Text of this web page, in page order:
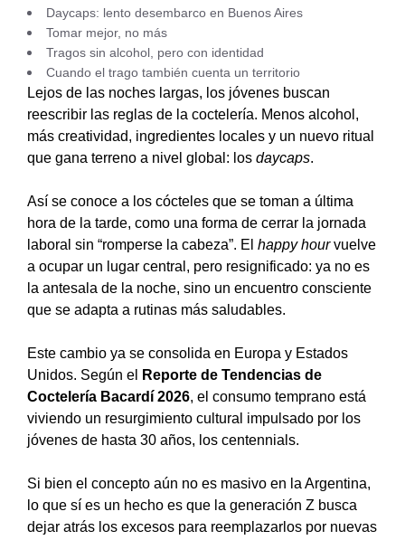
Daycaps: lento desembarco en Buenos Aires
Tomar mejor, no más
Tragos sin alcohol, pero con identidad
Cuando el trago también cuenta un territorio
Lejos de las noches largas, los jóvenes buscan
reescribir las reglas de la coctelería. Menos alcohol,
más creatividad, ingredientes locales y un nuevo ritual
que gana terreno a nivel global: los daycaps.
Así se conoce a los cócteles que se toman a última
hora de la tarde, como una forma de cerrar la jornada
laboral sin “romperse la cabeza”. El happy hourvuelve
a ocupar un lugar central, pero resignificado: ya no es
la antesala de la noche, sino un encuentro consciente
que se adapta a rutinas más saludables.
Este cambio ya se consolida en Europa y Estados
Unidos. Según el
Reporte de Tendencias de
Coctelería Bacardí 2026, el consumo temprano está
viviendo un resurgimiento cultural impulsado por los
jóvenes de hasta 30 años, los centennials.
Si bien el concepto aún no es masivo en la Argentina,
lo que sí es un hecho es que la generación Z busca
dejar atrás los excesos para reemplazarlos por nuevas